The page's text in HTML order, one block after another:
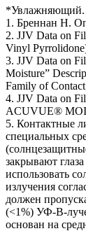
*Увлажняющий.
1. Бреннан Н.
2. JJV Data on
Vinyl
3. JJV Data on
Moisture”
Family of Contact
4. JJV Data on
ACUVUE®
5. Контактные
специальных
закрывают
использовать
излучения
должен
(<1%) УФ-В-
основан на